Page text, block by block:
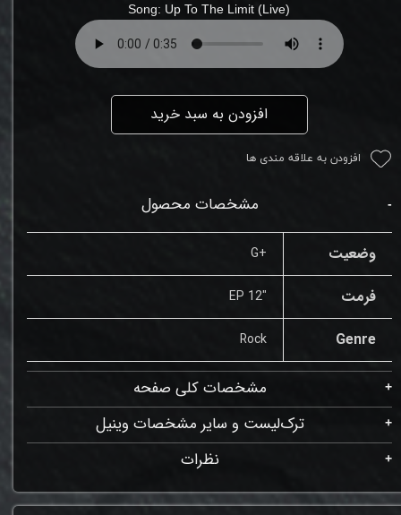
Song: Up To The Limit (Live)
افزودن به سبد خرید
افزودن به علاقه مندی ها
مشخصات محصول
وضعیت +G
فرمت "12 EP
Genre
Rock
مشخصات کلی صفحه
ترک‌لیست و سایر مشخصات وینیل
نظرات